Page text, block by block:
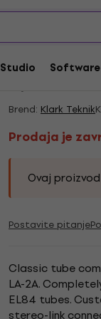
Studio Software
Prodaja je
Klark Teknik
Brend: Klark Teknik
Prodaja je
Ovaj
Postavite pitanje
Classic tube
LA-2A.
EL84 tubes.
stereo-link